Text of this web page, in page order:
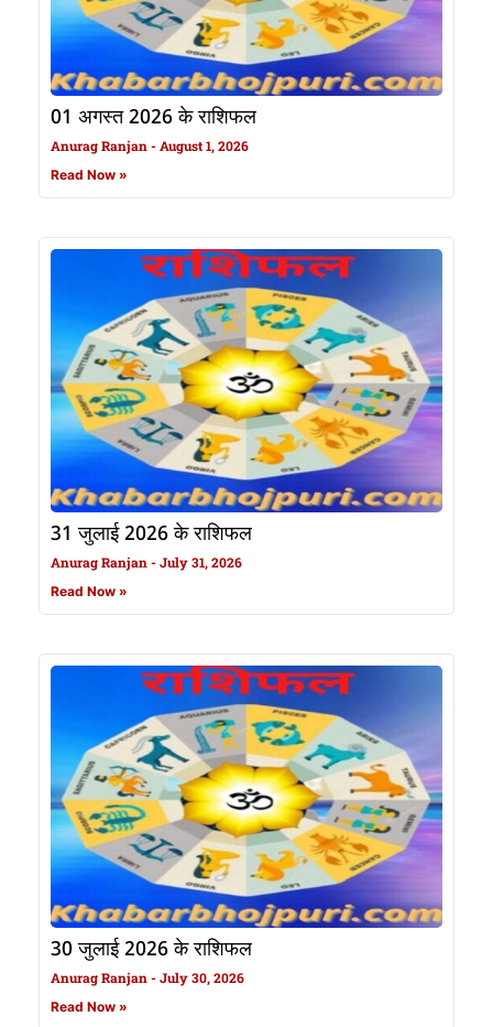
01 अगस्त 2026 के राशिफल
Anurag Ranjan August 1, 2026
Read Now »
31 जुलाई 2026 के राशिफल
Anurag Ranjan July 31, 2026
Read Now »
30 जुलाई 2026 के राशिफल
Anurag Ranjan July 30, 2026
Read Now »